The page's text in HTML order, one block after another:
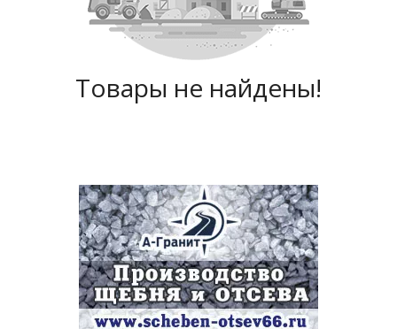
Товары не найдены!